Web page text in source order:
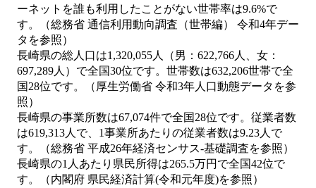
ーネットを誰も利用したことがない世帯率は9.6%で
す。（総務省 通信利用動向調査（世帯編） 令和4年デー
タを参照）
長崎県の総人口は1,320,055人（男：622,766人、女：
697,289人）で全国30位です。世帯数は632,206世帯で全
国28位です。（厚生労働省 令和3年人口動態データを参
照）
長崎県の事業所数は67,074件で全国28位です。従業者数
は619,313人で、1事業所あたりの従業者数は9.23人で
す。（総務省 平成26年経済センサス‐基礎調査を参照）
長崎県の1人あたり県民所得は265.5万円で全国42位で
す。（内閣府 県民経済計算(令和元年度)を参照）